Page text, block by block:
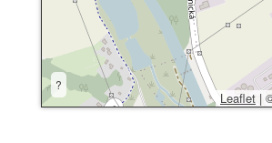
?
Leaflet |